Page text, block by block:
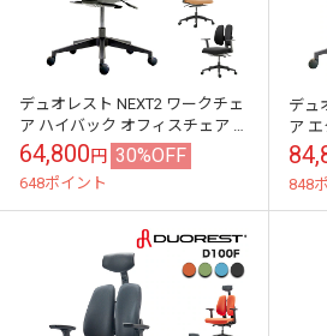
デュオレスト NEXT2 ワークチェ
ア ハイバック オフィスチェア パ
ソコンチェア 肘付き キャスター
付き リクライニング ゲーミ...
64,800円 30%OFF
648ポイント
デュ
ア エ
スチ
ン
848